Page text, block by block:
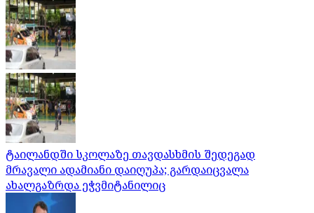
ტაილანდში სკოლაზე თავდასხმის შედეგად
მრავალი ადამიანი დაიღუპა; გარდაიცვალა
ახალგაზრდა ეჭვმიტანილიც